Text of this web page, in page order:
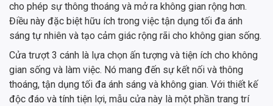
cho phép sự thông thoáng và mở ra không gian rộng hơn.
Điều này đặc biệt hữu ích trong việc tận dụng tối đa ánh
sáng tự nhiên và tạo cảm giác rộng rãi cho không gian sống.
Cửa trượt 3 cánh là lựa chọn ấn tượng và tiện ích cho không
gian sống và làm việc. Nó mang đến sự kết nối và thông
thoáng, tận dụng tối đa ánh sáng và không gian. Với thiết kế
độc đáo và tính tiện lợi, mẫu cửa này là một phần trang trí